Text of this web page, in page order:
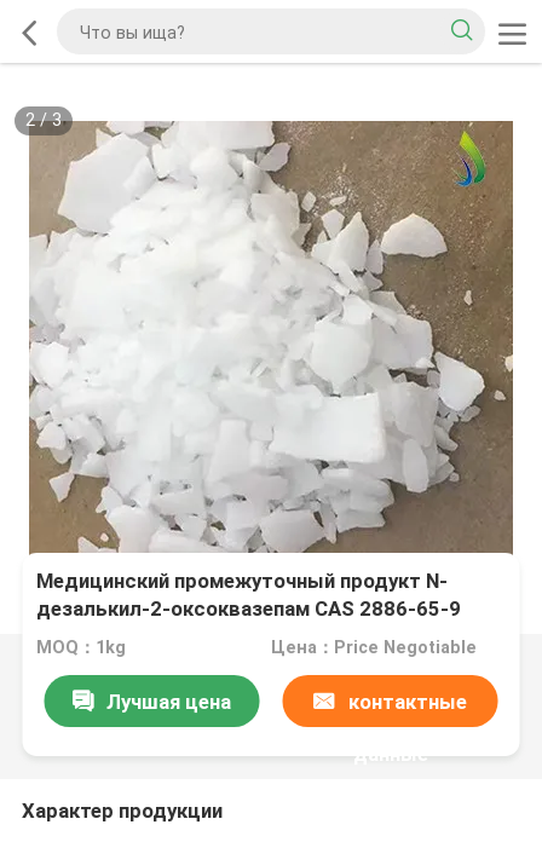
2/3
Медицинский промежуточный продукт N-
дезалькил-2-оксоквазепам CAS 2886-65-9
Декарбетоксилофлазепат
MOQ：1kg Цена：Price Negotiable
Лучшая цена контактные
данные
Характер продукции